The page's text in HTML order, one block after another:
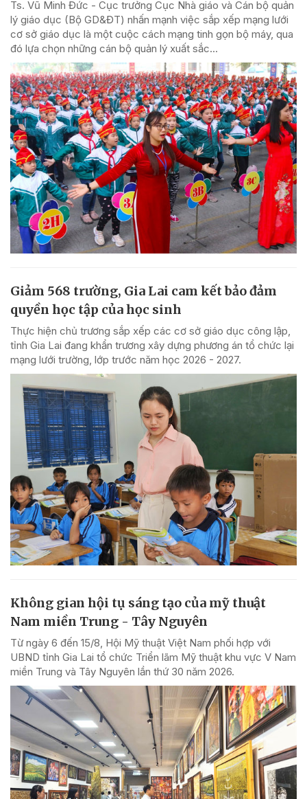
Ts. Vũ Minh Đức - Cục trưởng Cục Nhà giáo và Cán bộ quản
lý giáo dục (Bộ GD&ĐT) nhấn mạnh việc sắp xếp mạng lưới
cơ sở giáo dục là một cuộc cách mạng tinh gọn bộ máy, qua
đó lựa chọn những cán bộ quản lý xuất sắc...
Giảm 568 trường, Gia Lai cam kết bảo đảm
quyền học tập của học sinh
Thực hiện chủ trương sắp xếp các cơ sở giáo dục công lập,
tỉnh Gia Lai đang khẩn trương xây dựng phương án tổ chức lại
mạng lưới trường, lớp trước năm học 2026 - 2027.
Không gian hội tụ sáng tạo của mỹ thuật
Nam miền Trung - Tây Nguyên
Từ ngày 6 đến 15/8, Hội Mỹ thuật Việt Nam phối hợp với
UBND tỉnh Gia Lai tổ chức Triển lãm Mỹ thuật khu vực V Nam
miền Trung và Tây Nguyên lần thứ 30 năm 2026.